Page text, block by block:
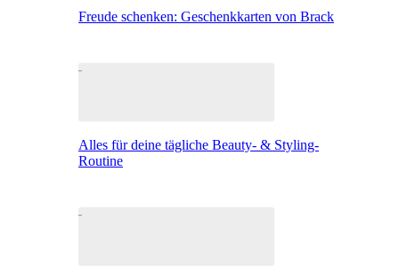
Freude schenken: Geschenkkarten von Brack
Alles für deine tägliche Beauty- & Styling-
Routine